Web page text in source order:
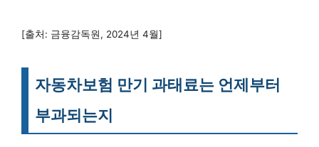
[출처: 금융감독원, 2024년 4월]
자동차보험 만기 과태료는 언제부터
부과되는지